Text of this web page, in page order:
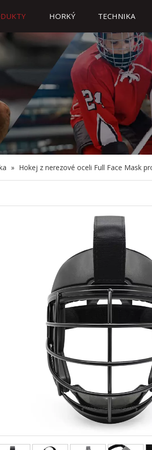
HORKÝ TECHNIKA
» Hokej z nerezové oceli Full Face Mask